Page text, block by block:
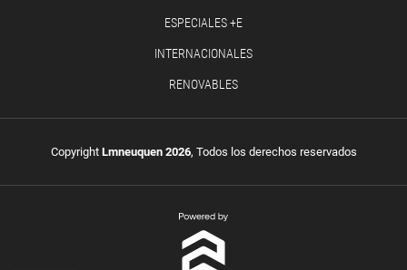
ESPECIALES +E
INTERNACIONALES
RENOVABLES
Copyright Lmneuquen 2026, Todos los derechos reservados